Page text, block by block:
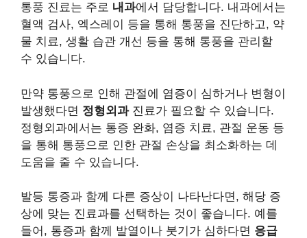
통풍 진료는 주로 내과에서 담당합니다. 내과에서는
혈액 검사, 엑스레이 등을 통해 통풍을 진단하고, 약
물 치료, 생활 습관 개선 등을 통해 통풍을 관리할
수 있습니다.
만약 통풍으로 인해 관절에 염증이 심하거나 변형이
발생했다면 정형외과진료가 필요할 수 있습니다.
정형외과에서는 통증 완화, 염증 치료, 관절 운동 등
을 통해 통풍으로 인한 관절 손상을 최소화하는 데
도움을 줄 수 있습니다.
발등 통증과 함께 다른 증상이 나타난다면, 해당 증
상에 맞는 진료과를 선택하는 것이 좋습니다. 예를
들어, 통증과 함께 발열이나 붓기가 심하다면 응급